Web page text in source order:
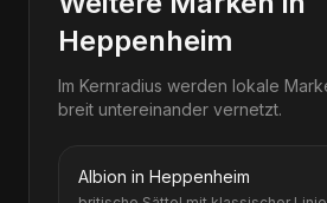
Heppenheim
Im Kernradius werden lokale
breit untereinander vernetzt.
Albion in Heppenheim